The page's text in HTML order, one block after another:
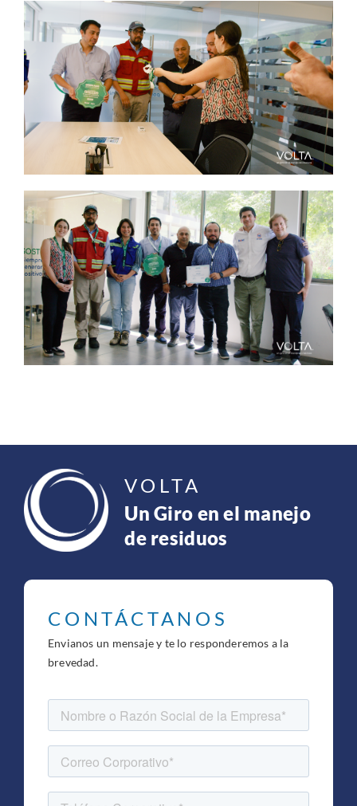
VOLTA
Un Giro en el manejo
de residuos
CONTÁCTANOS
Envianos un mensaje y te lo responderemos a la
brevedad.